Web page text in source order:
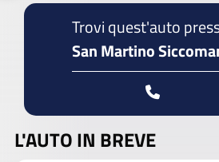
Trovi quest'auto
San Martino
L'AUTO IN BREVE